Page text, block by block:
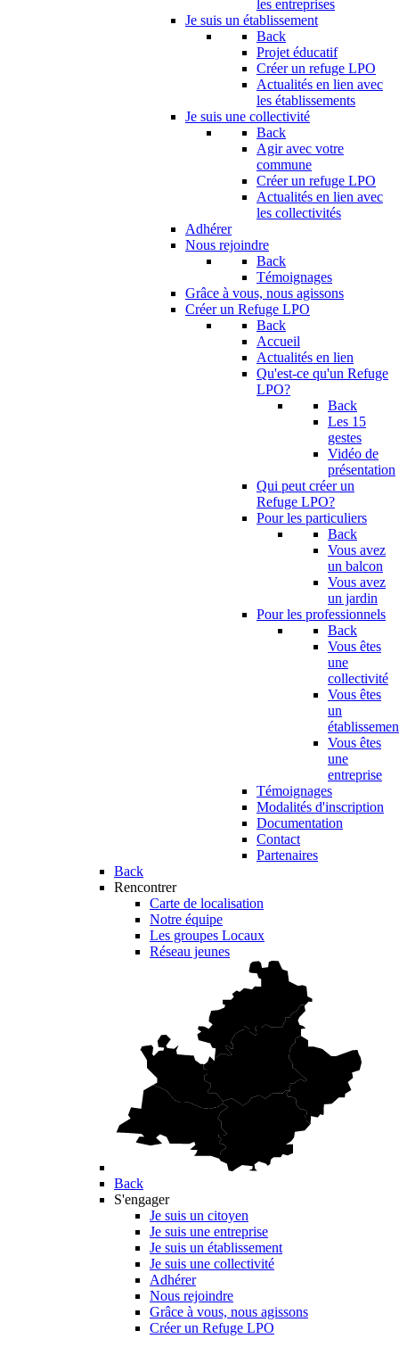
les entreprises
Je suis un établissement
Back
Projet éducatif
Créer un refuge LPO
Actualités en lien avec
les établissements
Je suis une collectivité
Back
Agir avec votre
commune
Créer un refuge LPO
Actualités en lien avec
les collectivités
Adhérer
Nous rejoindre
Back
Témoignages
Grâce à vous, nous agissons
Créer un Refuge LPO
Back
Accueil
Actualités en lien
Qu'est-ce qu'un Refuge
LPO?
Back
Les 15
gestes
Vidéo de
présentation
Qui peut créer un
Refuge LPO?
Pour les particuliers
Back
Vous avez
un balcon
Vous avez
un jardin
Pour les professionnels
Back
Vous êtes
une
collectivité
Vous êtes
un
Vous êtes
une
entreprise
Témoignages
Modalités d'inscription
Documentation
Contact
Partenaires
Back
Rencontrer
Carte de localisation
Notre équipe
Les groupes Locaux
Réseau jeunes
Back
S'engager
Je suis un citoyen
Je suis une entreprise
Je suis un établissement
Je suis une collectivité
Adhérer
Nous rejoindre
Grâce à vous, nous agissons
Créer un Refuge LPO